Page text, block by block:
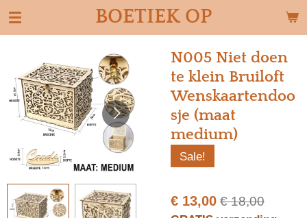
Ga
direct
hoofdinhoud
BOETIEK OP
N005 Niet doen
te klein Bruiloft
Wenskaartendoo
sje (maat
medium)
Sale!
€ 13,00 € 18,00